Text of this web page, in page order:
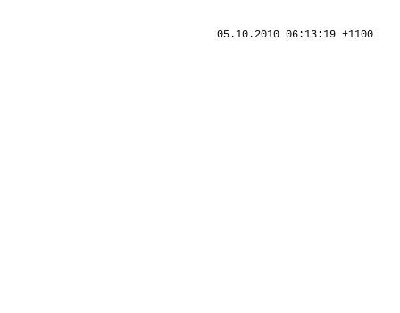
05.10.2010 06:13:19 +1100